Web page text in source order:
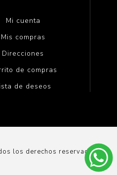
Mi cuenta
Mis compras
Direcciones
de compras
de deseos
los derechos reservados.